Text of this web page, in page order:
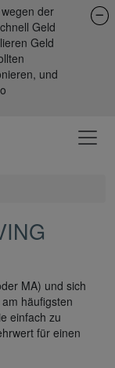
der
Geld
Geld
und
MA) und sich
häufigsten
einfach zu
für einen